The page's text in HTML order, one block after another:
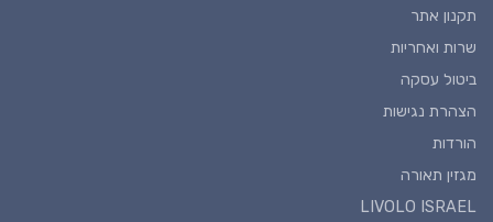
תקנון אתר
שרות ואחריות
ביטול עסקה
הצהרת נגישות
הורדות
מגזין תאורה
LIVOLO ISRAEL